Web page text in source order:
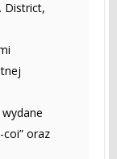
District,
coi” oraz